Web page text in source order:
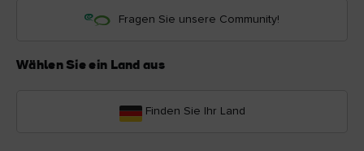
Fragen Sie unsere Community!
Wählen Sie ein Land aus
Finden Sie Ihr Land